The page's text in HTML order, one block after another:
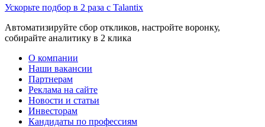
Ускорьте подбор в 2 раза с Talantix
Автоматизируйте сбор откликов, настройте воронку,
собирайте аналитику в 2 клика
О компании
Наши вакансии
Партнерам
Реклама на сайте
Новости и статьи
Инвесторам
Кандидаты по профессиям